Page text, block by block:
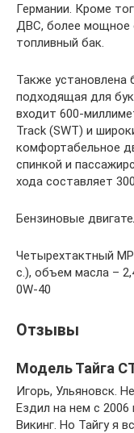
Германии. Кроме
ДВС, более мощное
топливный бак.
Также установлена
подходящая для
входит 600-
Track (SWT) и
комфортабельное
спинкой и
хода составляет
Бензиновые
Четырехтактный
с.), объем масла –
0W-40
Отзывы
Модель Тайга
Игорь, Ульяновск.
Ездил на нем с 2006
Викинг. Но Тайгу я